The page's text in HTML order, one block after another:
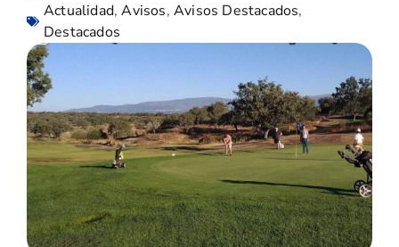
Actualidad,Avisos,Avisos Destacados,
Destacados